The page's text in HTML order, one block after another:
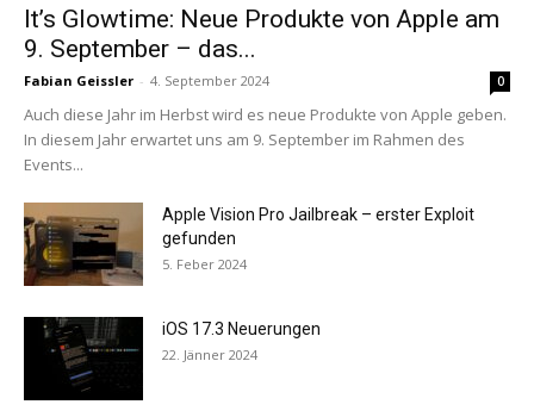
It’s Glowtime: Neue Produkte von Apple am
9. September – das...
Fabian Geissler - 4. September 2024 0
Auch diese Jahr im Herbst wird es neue Produkte von Apple geben.
In diesem Jahr erwartet uns am 9. September im Rahmen des
Events...
Apple Vision Pro Jailbreak – erster Exploit
gefunden
5. Feber 2024
iOS 17.3 Neuerungen
22. Jänner 2024